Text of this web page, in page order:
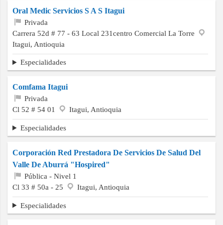
Oral Medic Servicios S A S Itagui
Privada
Carrera 52d # 77 - 63 Local 231centro Comercial La Torre
Itagui, Antioquia
Especialidades
Comfama Itagui
Privada
Cl 52 # 54 01
Itagui, Antioquia
Especialidades
Corporación Red Prestadora De Servicios De Salud Del
Valle De Aburrá "Hospired"
Pública - Nivel 1
Cl 33 # 50a - 25
Itagui, Antioquia
Especialidades